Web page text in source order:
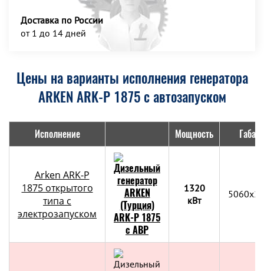
Доставка по России
от 1 до 14 дней
Цены на варианты исполнения генератора
ARKEN ARK-P 1875 с автозапуском
Исполнение Мощность
Arken ARK-P
1875 открытого
типа с
электрозапуском
1320
кВт